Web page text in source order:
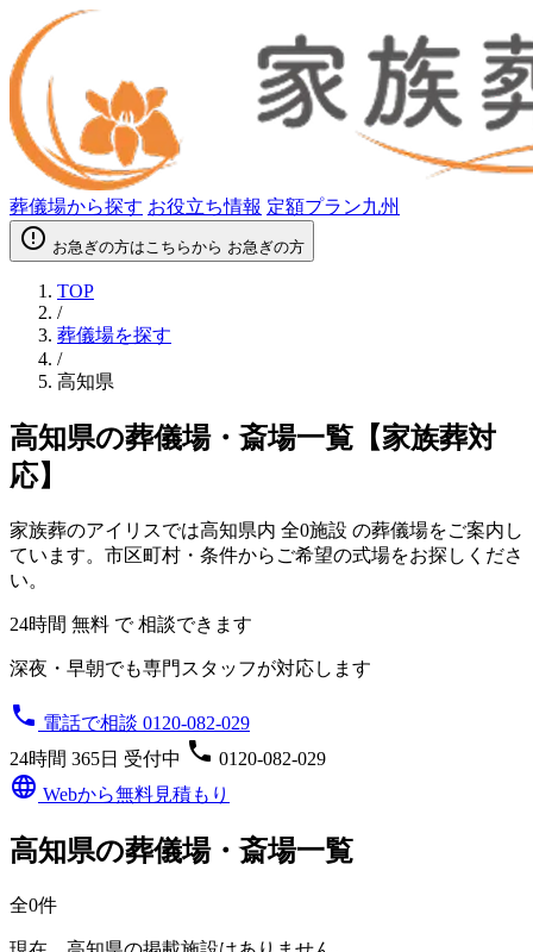
葬儀場から探す お役立ち情報 定額プラン九州
error_outline お急ぎの方はこちらから お急ぎの方
TOP
/
葬儀場を探す
/
高知県
高知県の葬儀場・斎場一覧【家族葬対
応】
家族葬のアイリスでは高知県内 全0施設 の葬儀場をご案内し
ています。市区町村・条件からご希望の式場をお探しくださ
い。
24時間 無料 で 相談できます
深夜・早朝でも専門スタッフが対応します
phone 電話で相談 0120-082-029
24時間 365日 受付中 phone 0120-082-029
language Webから無料見積もり
高知県の葬儀場・斎場一覧
全0件